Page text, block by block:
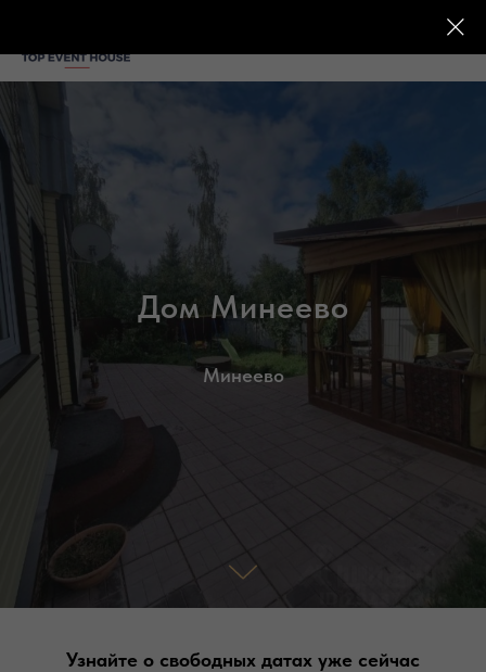
Дом Минеево
Минеево
Узнайте о свободных датах уже сейчас